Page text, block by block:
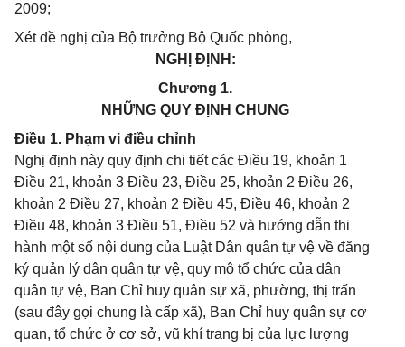
2009;
Xét đề nghị của Bộ trưởng Bộ Quốc phòng,
NGHỊ ĐỊNH:
Chương 1.
NHỮNG QUY ĐỊNH CHUNG
Điều 1. Phạm vi điều chỉnh
Nghị định này quy định chi tiết các Điều 19, khoản 1
Điều 21, khoản 3 Điều 23, Điều 25, khoản 2 Điều 26,
khoản 2 Điều 27, khoản 2 Điều 45, Điều 46, khoản 2
Điều 48, khoản 3 Điều 51, Điều 52 và hướng dẫn thi
hành một số nội dung của Luật Dân quân tự vệ về đăng
ký quản lý dân quân tự vệ, quy mô tổ chức của dân
quân tự vệ, Ban Chỉ huy quân sự xã, phường, thị trấn
(sau đây gọi chung là cấp xã), Ban Chỉ huy quân sự cơ
quan, tổ chức ở cơ sở, vũ khí trang bị của lực lượng